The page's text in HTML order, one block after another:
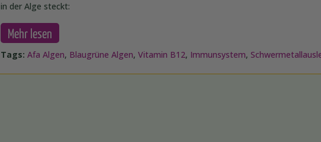
in der Alge steckt:
Mehr lesen
Tags: Afa Algen, Blaugrüne Algen,Vitamin B12, Immunsystem,